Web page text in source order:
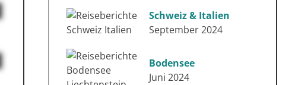
Schweiz & Italien
September 2024
Bodensee
Juni 2024